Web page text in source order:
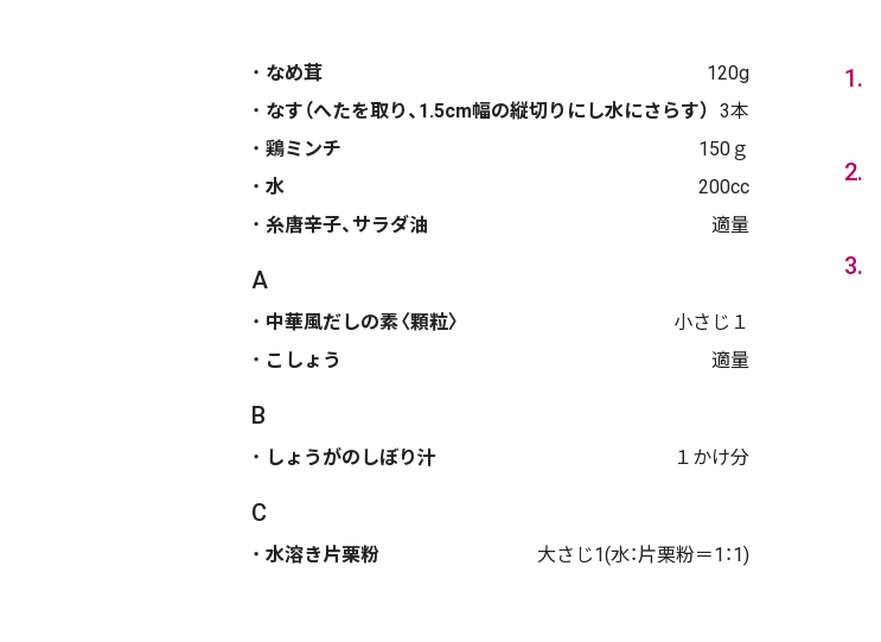
なめ茸
120g
なす（へたを取り、1.5cm幅の縦切りにし水にさらす） 3本
鶏ミンチ
150ｇ
水
200cc
糸唐辛子、サラダ油
適量
A
中華風だしの素〈顆粒〉
小さじ１
こしょう
適量
B
しょうがのしぼり汁 １かけ分
C
水溶き片栗粉 大さじ1(水：片栗粉＝1：1)